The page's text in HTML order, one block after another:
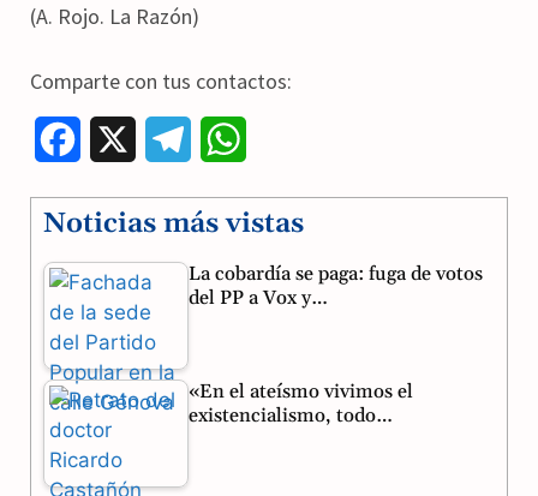
(A. Rojo. La Razón)
Comparte con tus contactos:
c
e
b
o
o
k
l
e
a
a
t
p
Noticias más vistas
La cobardía se paga: fuga de votos
del PP a Vox y…
«En el ateísmo vivimos el
existencialismo, todo…